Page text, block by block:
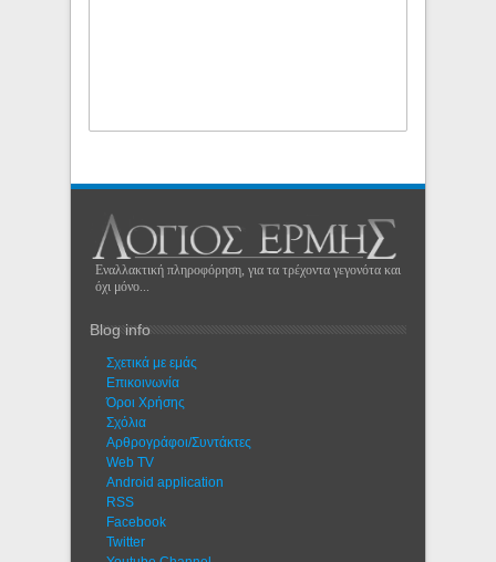
Εναλλακτική πληροφόρηση, για τα τρέχοντα γεγονότα και
όχι μόνο...
Blog info
Σχετικά με εμάς
Eπικοινωνία
Όροι Χρήσης
Σχόλια
Αρθρογράφοι/Συντάκτες
Web TV
Android application
RSS
Facebook
Twitter